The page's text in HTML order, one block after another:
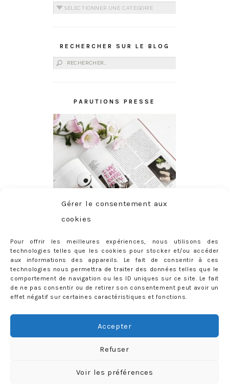
Gérer le consentement aux
cookies
Pour offrir les meilleures expériences, nous utilisons des
technologies telles que les cookies pour stocker et/ou accéder
aux informations des appareils. Le fait de consentir à ces
technologies nous permettra de traiter des données telles que le
comportement de navigation ou les ID uniques sur ce site. Le fait
de ne pas consentir ou de retirer son consentement peut avoir un
effet négatif sur certaines caractéristiques et fonctions.
Accepter
Refuser
Voir les préférences
Catégories
RECHERCHER SUR LE BLOG
Rechercher :
PARUTIONS PRESSE
ABONNEMENT
Adresse
Rejoignez les 398 autres abonnés